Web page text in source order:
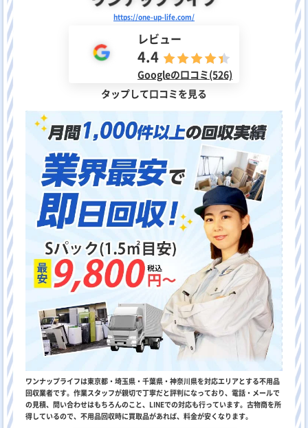
https://one-up-life.com/
レビュー
4.4
Googleの口コミ(526)
タップして口コミを見る
ワンナップライフは東京都・埼玉県・千葉県・神奈川県を対応エリアとする不用品
回収業者です。作業スタッフが親切で丁寧だと評判になっており、電話・メールで
の見積、問い合わせはもちろんのこと、LINEでの対応も行っています。古物商を所
得しているので、不用品回収時に買取品があれば、料金が安くなります。